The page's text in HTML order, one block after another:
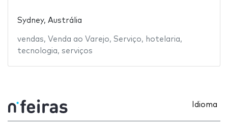
Sydney, Austrália
vendas, Venda ao Varejo, Serviço, hotelaria,
tecnologia, serviços
Idioma